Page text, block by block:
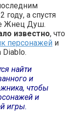
а спустя
Жнец Душ.
известно, что
персонажей и
Diablo.
найти
и
чтобы
и
игры.